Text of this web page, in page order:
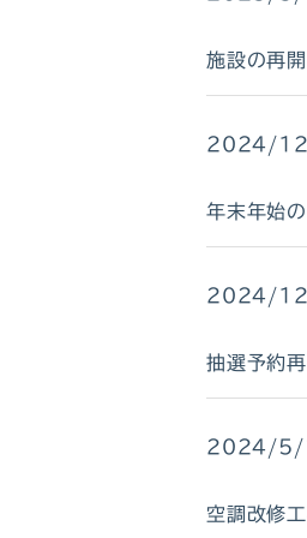
施設の再
2024/
年末年始
2024/
抽選予約
2024/5/
空調改修